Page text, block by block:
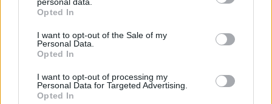
grant or deny consent to Google and its third-party tags to
use your data for below specified purposes in below Google
consent section.
Opted In
I want to opt-out of the Sale of my
Personal Data.
Opted In
I want to opt-out of processing my
Personal Data for Targeted Advertising.
Opted In
Continua a leggere
CRIPTOVALUTE